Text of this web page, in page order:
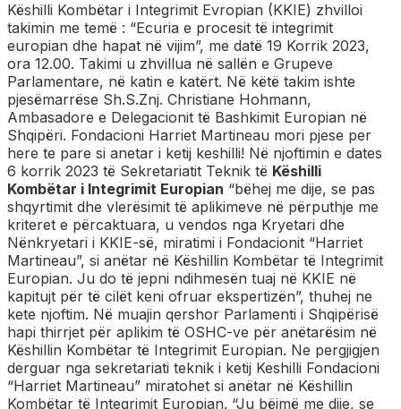
Këshilli Kombëtar i Integrimit Evropian (KKIE) zhvilloi
takimin me temë : “Ecuria e procesit të integrimit
europian dhe hapat në vijim”, me datë 19 Korrik 2023,
ora 12.00. Takimi u zhvillua në sallën e Grupeve
Parlamentare, në katin e katërt. Në këtë takim ishte
pjesëmarrëse Sh.S.Znj. Christiane Hohmann,
Ambasadore e Delegacionit të Bashkimit Europian në
Shqipëri. Fondacioni Harriet Martineau mori pjese per
here te pare si anetar i ketij keshilli! Në njoftimin e dates
6 korrik 2023 të Sekretariatit Teknik të Këshilli
Kombëtar i Integrimit Europian “bëhej me dije, se pas
shqyrtimit dhe vlerësimit të aplikimeve në përputhje me
kriteret e përcaktuara, u vendos nga Kryetari dhe
Nënkryetari i KKIE-së, miratimi i Fondacionit “Harriet
Martineau”, si anëtar në Këshillin Kombëtar të Integrimit
Europian. Ju do të jepni ndihmesën tuaj në KKIE në
kapitujt për të cilët keni ofruar ekspertizën”, thuhej ne
kete njoftim. Në muajin qershor Parlamenti i Shqipërisë
hapi thirrjet për aplikim të OSHC-ve për anëtarësim në
Këshillin Kombëtar të Integrimit Europian. Ne pergjigjen
derguar nga sekretariati teknik i ketij Keshilli Fondacioni
“Harriet Martineau” miratohet si anëtar në Këshillin
Kombëtar të Integrimit Europian. “Ju bëjmë me dije, se